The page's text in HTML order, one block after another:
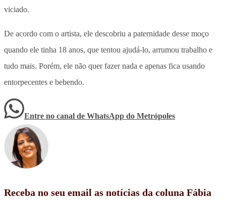
viciado.
De acordo com o artista, ele descobriu a paternidade desse moço
quando ele tinha 18 anos, que tentou ajudá-lo, arrumou trabalho e
tudo mais. Porém, ele não quer fazer nada e apenas fica usando
entorpecentes e bebendo.
Entre no canal de WhatsApp do Metrópoles
Receba no seu email as notícias da coluna Fábia